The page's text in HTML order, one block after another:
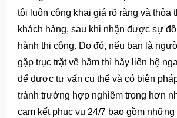
tôi luôn công khai giá rõ ràng và thỏa
khách hàng, sau khi nhận được sự
hành thi công. Do đó, nếu bạn là
gặp trục trặt về hầm thì hãy liên hệ
để được tư vấn cụ thể và có biện
tránh trường hợp nghiêm trọng hơn
cam kết phục vụ 24/7 bao gồm